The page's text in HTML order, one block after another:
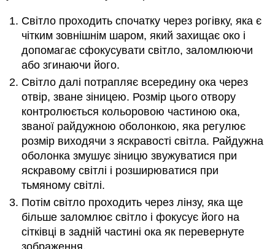
Світло проходить спочатку через рогівку, яка є
чітким зовнішнім шаром, який захищає око і
допомагає сфокусувати світло, заломлюючи
або згинаючи його.
Світло далі потрапляє всередину ока через
отвір, зване зіницею. Розмір цього отвору
контролюється кольоровою частиною ока,
званої райдужною оболонкою, яка регулює
розмір виходячи з яскравості світла. Райдужна
оболонка змушує зіницю звужуватися при
яскравому світлі і розширюватися при
тьмяному світлі.
Потім світло проходить через лінзу, яка ще
більше заломлює світло і фокусує його на
сітківці в задній частині ока як перевернуте